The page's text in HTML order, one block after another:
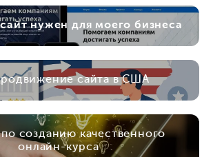
нужен для моего бизнеса
сайта в США
созданию качественного
онлайн-курса